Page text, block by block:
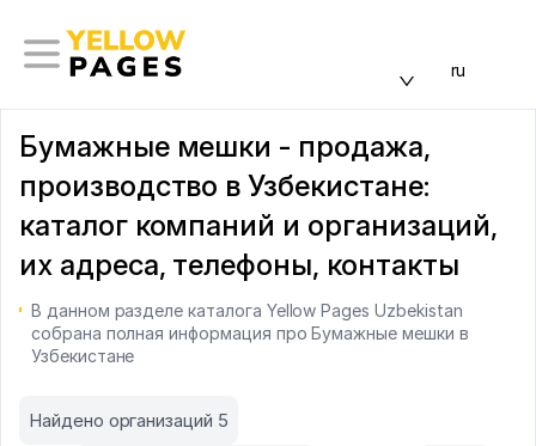
ru
Бумажные мешки - продажа,
производство в Узбекистане:
каталог компаний и организаций,
их адреса, телефоны, контакты
В данном разделе каталога Yellow Pages Uzbekistan
собрана полная информация про Бумажные мешки в
Узбекистане
Найдено организаций 5